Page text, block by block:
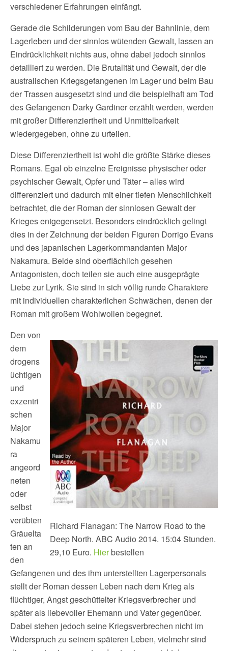
verschiedener Erfahrungen einfängt.
Gerade die Schilderungen vom Bau der Bahnlinie, dem
Lagerleben und der sinnlos wütenden Gewalt, lassen an
Eindrücklichkeit nichts aus, ohne dabei jedoch sinnlos
detailliert zu werden. Die Brutalität und Gewalt, der die
australischen Kriegsgefangenen im Lager und beim Bau
der Trassen ausgesetzt sind und die beispielhaft am Tod
des Gefangenen Darky Gardiner erzählt werden, werden
mit großer Differenziertheit und Unmittelbarkeit
wiedergegeben, ohne zu urteilen.
Diese Differenziertheit ist wohl die größte Stärke dieses
Romans. Egal ob einzelne Ereignisse physischer oder
psychischer Gewalt, Opfer und Täter – alles wird
differenziert und dadurch mit einer tiefen Menschlichkeit
betrachtet, die der Roman der sinnlosen Gewalt der
Krieges entgegensetzt. Besonders eindrücklich gelingt
dies in der Zeichnung der beiden Figuren Dorrigo Evans
und des japanischen Lagerkommandanten Major
Nakamura. Beide sind oberflächlich gesehen
Antagonisten, doch teilen sie auch eine ausgeprägte
Liebe zur Lyrik. Sie sind in sich völlig runde Charaktere
mit individuellen charakterlichen Schwächen, denen der
Roman mit großem Wohlwollen begegnet.
Richard Flanagan: The Narrow Road to the
Deep North. ABC Audio 2014. 15:04 Stunden.
29,10 Euro. Hierbestellen
Den von
dem
drogens
üchtigen
und
exzentri
schen
Major
Nakamu
ra
angeord
neten
oder
selbst
verübten
Gräuelta
ten an
den
Gefangenen und des ihm unterstellten Lagerpersonals
stellt der Roman dessen Leben nach dem Krieg als
flüchtiger, Angst geschüttelter Kriegsverbrecher und
später als liebevoller Ehemann und Vater gegenüber.
Dabei stehen jedoch seine Kriegsverbrechen nicht im
Widerspruch zu seinem späteren Leben, vielmehr sind